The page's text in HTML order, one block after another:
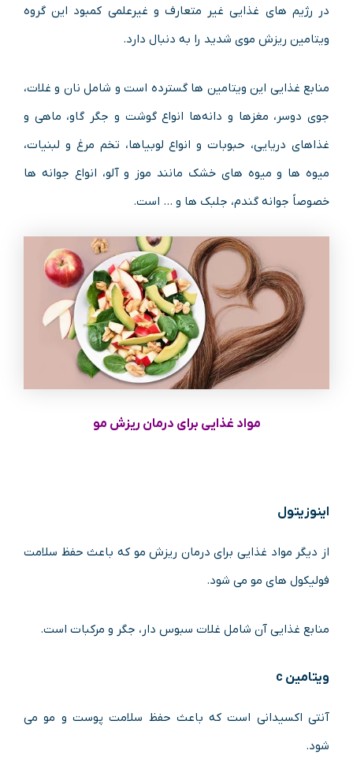
در رژیم های غذایی غیر متعارف و غیرعلمی کمبود این گروه
ویتامین ریزش موی شدید را به دنبال دارد.
منابع غذایی این ویتامین ها گسترده است و شامل نان و غلات،
جوی دوسر، مغزها و دانه‌ها انواع گوشت و جگر گاو، ماهی و
غذاهای دریایی، حبوبات و انواع لوبیاها، تخم مرغ و لبنیات،
میوه ها و میوه های خشک مانند موز و آلو، انواع جوانه ها
خصوصاً جوانه گندم، جلبک ها و … است.
مواد غذایی برای درمان ریزش مو
اینوزیتول
از دیگر مواد غذایی برای درمان ریزش مو که باعث حفظ سلامت
فولیکول های مو می شود.
منابع غذایی آن شامل غلات سبوس دار، جگر و مرکبات است.
ویتامین c
آنتی اکسیدانی است که باعث حفظ سلامت پوست و مو می
شود.